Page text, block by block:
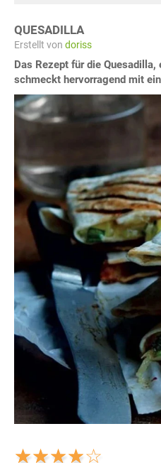
QUESADILLA
Erstellt von doriss
Das Rezept für die
schmeckt hervorragend mit